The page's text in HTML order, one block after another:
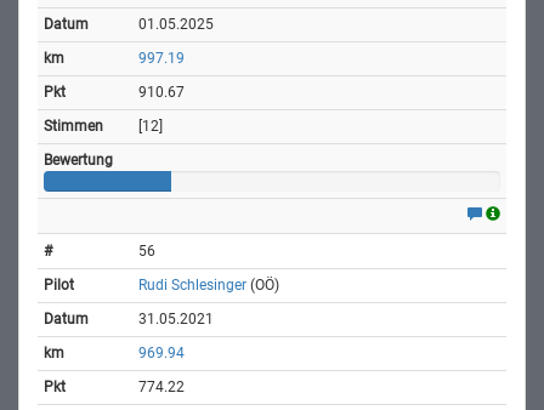
01.05.2025
997.19
910.67
[12]
56
Rudi Schlesinger (OÖ)
31.05.2021
969.94
774.22